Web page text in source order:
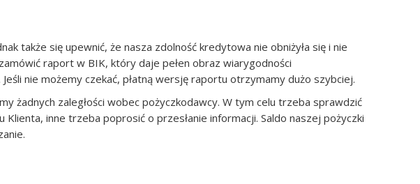
także się upewnić, że nasza zdolność kredytowa nie obniżyła się i nie
raport w BIK, który daje pełen obraz wiarygodności
nie możemy czekać, płatną wersję raportu otrzymamy dużo szybciej.
żadnych zaległości wobec pożyczkodawcy. W tym celu trzeba sprawdzić
inne trzeba poprosić o przesłanie informacji. Saldo naszej pożyczki